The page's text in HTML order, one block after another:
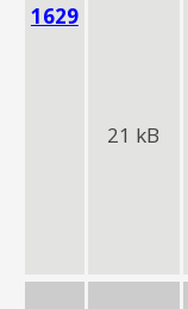
1629
21 kB